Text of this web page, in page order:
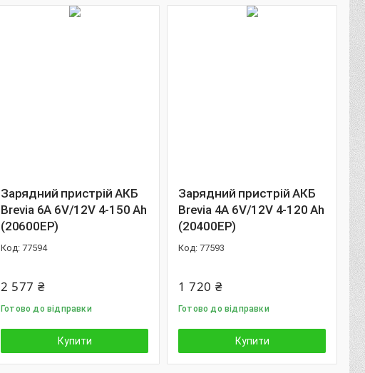
Зарядний пристрій АКБ
Brevia 6A 6V/12V 4-150 Ah
(20600EP)
77594
2 577 ₴
Готово до відправки
Купити
Зарядний пристрій АКБ
Brevia 4A 6V/12V 4-120 Ah
(20400EP)
77593
1 720 ₴
Готово до відправки
Купити